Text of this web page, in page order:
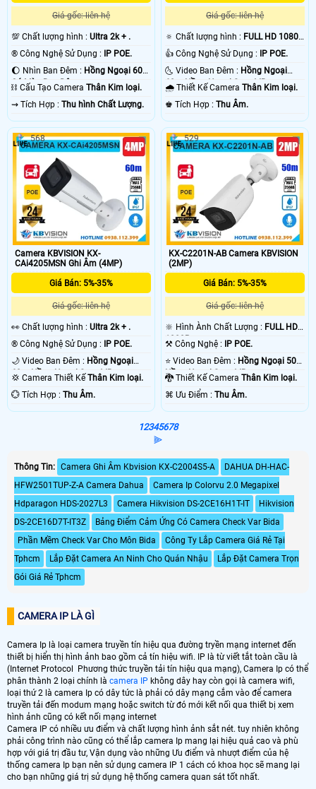
Giá gốc: liên hệ
💯 Chất lượng hình : Ultra 2k + .
®️ Công Nghệ Sử Dụng :
IP POE.
🌔 Nhìn Ban Đêm : Hồng Ngoại 60m
Có Màu Ban Ðêm.
⛓ Cấu Tạo Camera Thân Kim loại.
️⇝ Tích Hợp : Thu hình Chất Lượng.
Giá gốc: liên hệ
🔅 Chất lượng hình : FULL HD 1080P
.
👍 Công Nghệ Sử Dụng :
IP POE.
🌜 Video Ban Đêm : Hồng Ngoại
60m Hồng Ngoại Smart IR.
🌧️ Thiết Kế CameraThân Kim loại.
️♚ Tích Hợp :Thu Âm.
Camera KBVISION KX-
CAi4205MSN Ghi Âm (4MP)
Giá Bán: 5%-35%
Giá gốc: liên hệ
️👀 Chất lượng hình : Ultra 2k + .
®️ Công Nghệ Sử Dụng : IP POE.
🌙 Video Ban Đêm : Hồng Ngoại
60m Hồng Ngoại Smart IR.
💢 Camera Thiết KếThân Kim loại.
️💮 Tích Hợp : Thu Âm.
568
KX-C2201N-AB Camera KBVISION
(2MP)
Giá Bán: 5%-35%
Giá gốc: liên hệ
🔆 Hình Ành Chất Lượng : FULL HD
1080P .
⚒ Công Nghệ : IP POE.
⭐ Video Ban Đêm : Hồng Ngoại 50m
Hồng Ngoại Smart IR.
🐉️ Thiết Kế CameraThân Kim loại.
️⌘ Ưu Điểm :Thu Âm.
529
12345678
⫸
Thông Tin: Camera Ghi Âm Kbvision KX-C2004S5-A
DAHUA DH-HAC-
HFW2501TUP-Z-A Camera Dahua
Camera Ip Colorvu 2.0 Megapixel
Hdparagon HDS-2027L3
Camera Hikvision DS-2CE16H1T-IT
Hikvision
DS-2CE16D7T-IT3Z
Bảng Điểm Cảm Ứng Có Camera Check Var Bida
Phần Mềm Check Var Cho Môn Bida
Công Ty Lắp Camera Giá Rẻ Tại
Tphcm
Lắp Đặt Camera An Ninh Cho Quán Nhậu
Lắp Đặt Camera Trọn
Gói Giá Rẻ Tphcm
CAMERA IP LÀ GÌ
Camera Ip là loại camera truyền tín hiệu qua đường tryền mạng internet đến
thiết bị hiển thị hình ảnh bao gồm cả tín hiệu wifi. IP là từ viết tắt toàn cầu là
(Internet Protocol Phương thức truyền tải tín hiệu qua mạng), Camera Ip có thể
phân thành 2 loại chính là camera IP không dây hay còn gọi là camera wifi,
loại thứ 2 là camera Ip có dây tức là phải có dây mạng cắm vào để camera
truyền tải đến modum mạng hoặc switch từ đó mới kết nối qua thiết bị xem
hình ảnh cũng có kết nối mạng internet
Camera IP có nhiều ưu điểm và chất lượng hình ảnh sắt nét. tuy nhiên không
phải công trình nào cũng có thể lắp camera Ip mang lại hiệu quả cao và phù
hợp với giá trị đầu tư, Vận dụng vào những Ưu điểm và nhượt điểm của hệ
thống camera Ip bạn nên sử dụng camera IP 1 cách có khoa học sẽ mang lại
cho bạn những giá trị sử dụng hệ thống camera quan sát tốt nhất.